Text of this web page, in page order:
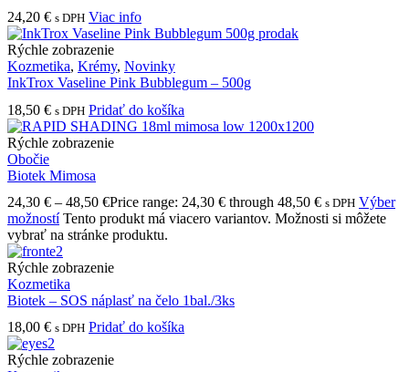
24,20 € s DPH Viac info
Rýchle zobrazenie
Kozmetika, Krémy, Novinky
InkTrox Vaseline Pink Bubblegum – 500g
18,50 € s DPH Pridať do košíka
Rýchle zobrazenie
Obočie
Biotek Mimosa
24,30 € – 48,50 €Price range: 24,30 € through 48,50 € s DPH Výber
možností Tento produkt má viacero variantov. Možnosti si môžete
vybrať na stránke produktu.
Rýchle zobrazenie
Kozmetika
Biotek – SOS náplasť na čelo 1bal./3ks
18,00 € s DPH Pridať do košíka
Rýchle zobrazenie